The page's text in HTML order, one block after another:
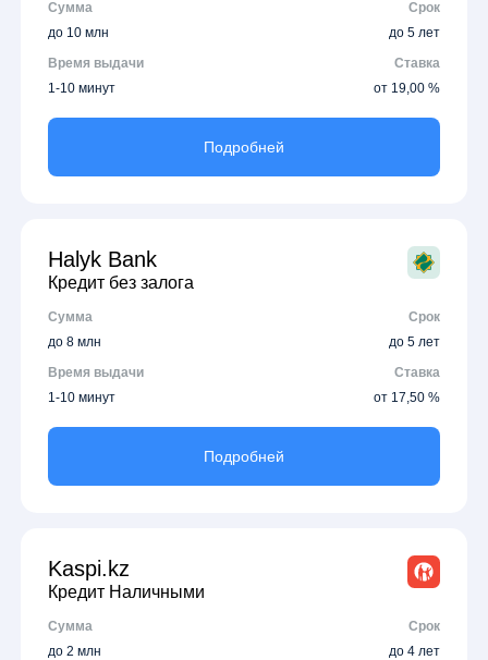
Сумма
Срок
до 10 млн
до 5 лет
Время выдачи
Ставка
1-10 минут
от 19,00 %
Подробней
Halyk Bank
Кредит без залога
Сумма
Срок
до 8 млн
до 5 лет
Время выдачи
Ставка
1-10 минут
от 17,50 %
Подробней
Kaspi.kz
Кредит Наличными
Сумма
Срок
до 2 млн
до 4 лет